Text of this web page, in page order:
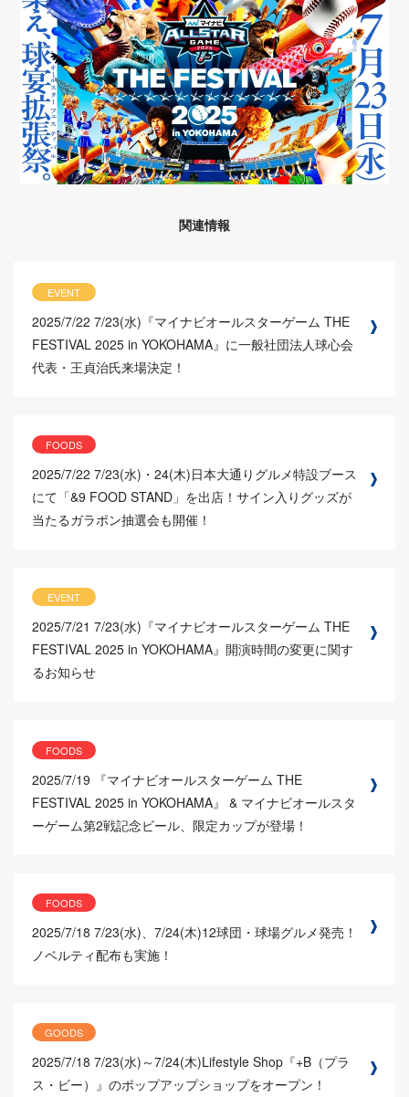
関連情報
EVENT
2025/7/22 7/23(水)『マイナビオールスターゲーム THE
FESTIVAL 2025 in YOKOHAMA』に一般社団法人球心会
代表・王貞治氏来場決定！
FOODS
2025/7/22 7/23(水)・24(木)日本大通りグルメ特設ブース
にて「&9 FOOD STAND」を出店！サイン入りグッズが
当たるガラポン抽選会も開催！
EVENT
2025/7/21 7/23(水)『マイナビオールスターゲーム THE
FESTIVAL 2025 in YOKOHAMA』開演時間の変更に関す
るお知らせ
FOODS
2025/7/19
『マイナビオールスターゲーム THE
FESTIVAL 2025 in YOKOHAMA』 & マイナビオールスタ
ーゲーム第2戦記念ビール、限定カップが登場！
FOODS
2025/7/18 7/23(水)、7/24(木)12球団・球場グルメ発売！
ノベルティ配布も実施！
GOODS
2025/7/18 7/23(水)～7/24(木)Lifestyle Shop『+B（プラ
ス・ビー）』のポップアップショップをオープン！